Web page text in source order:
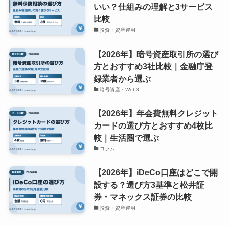
いい？仕組みの理解と3サービス
比較
投資・資産運用
【2026年】暗号資産取引所の選び
方とおすすめ3社比較｜金融庁登
録業者から選ぶ
暗号資産・Web3
【2026年】年会費無料クレジット
カードの選び方とおすすめ4枚比
較｜生活圏で選ぶ
コラム
【2026年】iDeCo口座はどこで開
設する？選び方3基準と松井証
券・マネックス証券の比較
投資・資産運用